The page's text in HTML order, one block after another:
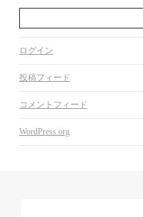
ログイン
投稿フィード
コメントフィード
WordPress.org